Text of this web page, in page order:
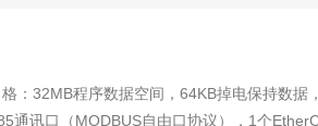
通讯口（MODBUS自由口协议），1个